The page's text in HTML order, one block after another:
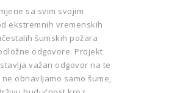
sa svim svojim
ekstremnih vremenskih
šumskih požara
odgovore. Projekt
važan odgovor na te
obnavljamo samo šume,